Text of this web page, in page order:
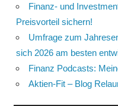
Finanz- und
Preisvorteil sichern!
Umfrage zum
sich 2026 am besten
Finanz Podcasts:
Aktien-Fit – Blog